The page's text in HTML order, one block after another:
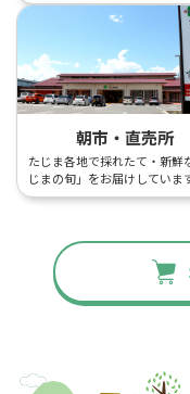
朝市・直売所
たじま各地で採れたて・新鮮
じまの旬」をお届けしていま